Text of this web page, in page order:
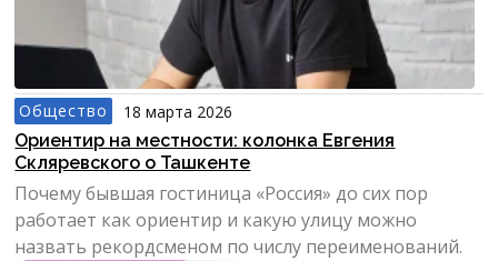
Общество
18 марта 2026
Ориентир на местности: колонка Евгения
Скляревского о Ташкенте
Почему бывшая гостиница «Россия» до сих пор
работает как ориентир и какую улицу можно
назвать рекордсменом по числу переименований.